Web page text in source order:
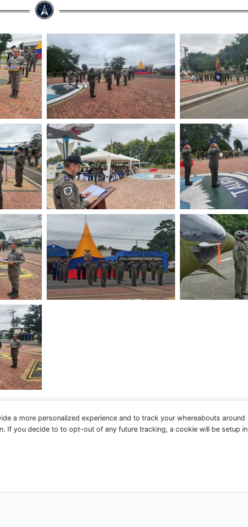
Ecuatoriana | Funciona gracias aTema Astra para WordPress
a more personalized experience and to track your whereabouts around
If you decide to to opt-out of any future tracking, a cookie will be setup in